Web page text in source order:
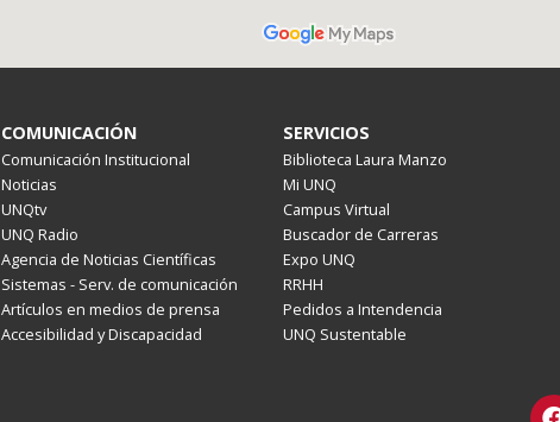
COMUNICACIÓN
Comunicación Institucional
Noticias
UNQtv
UNQ Radio
Agencia de Noticias Científicas
Sistemas - Serv. de comunicación
Artículos en medios de prensa
Accesibilidad y Discapacidad
SERVICIOS
Biblioteca Laura Manzo
Mi UNQ
Campus Virtual
Buscador de Carreras
Expo UNQ
RRHH
Pedidos a Intendencia
UNQ Sustentable